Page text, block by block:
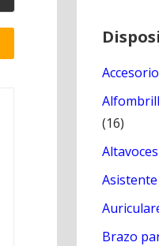
(16)
Altavoces
Brazo